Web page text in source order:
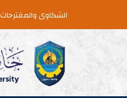
الشكاوى والمقترحات